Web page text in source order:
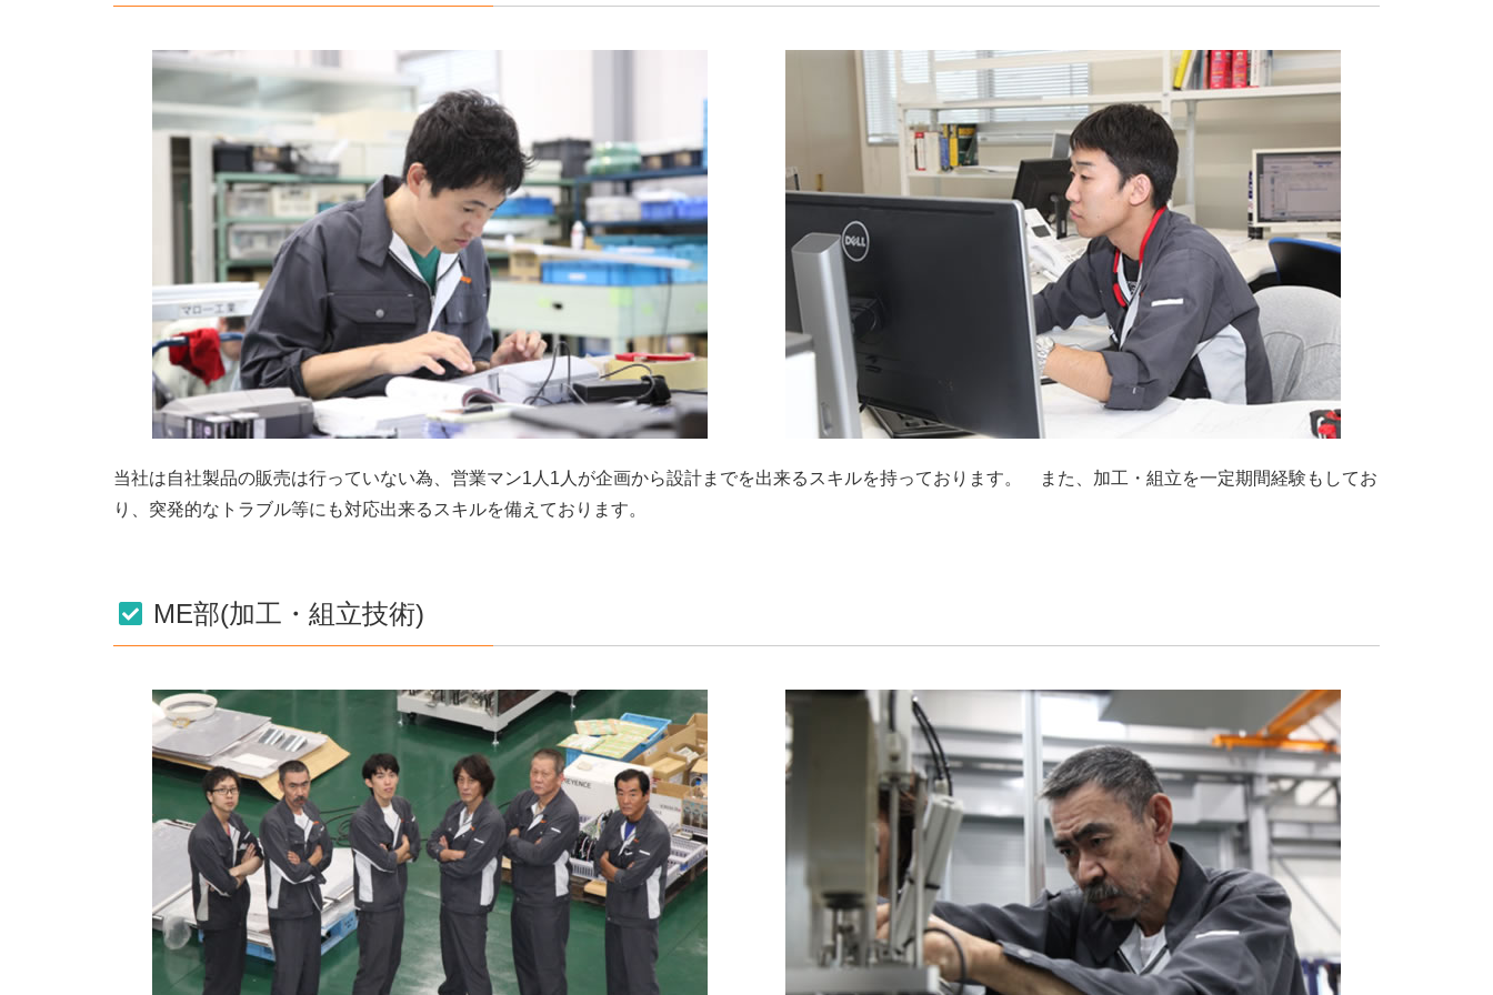
当社は自社製品の販売は行っていない為、営業マン1人1人が企画から設計までを出来るスキルを持っております。 また、加工・組立を一定期間経験もしてお
り、突発的なトラブル等にも対応出来るスキルを備えております。
ME部(加工・組立技術)